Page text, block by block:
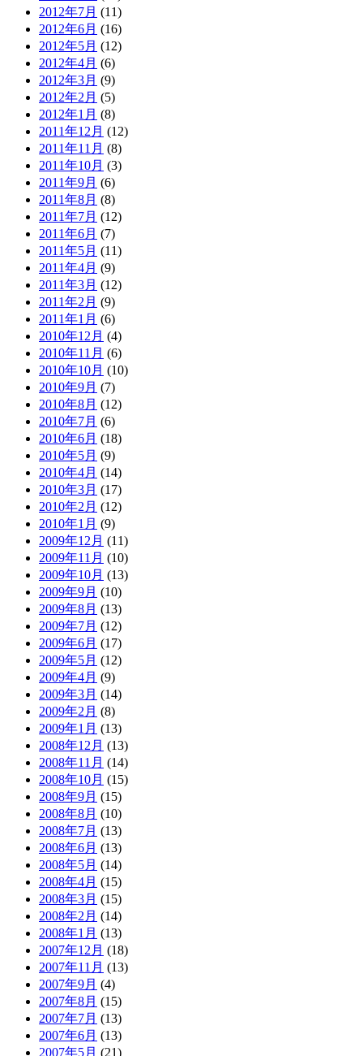
2012年7月 (11)
2012年6月 (16)
2012年5月 (12)
2012年4月 (6)
2012年3月 (9)
2012年2月 (5)
2012年1月 (8)
2011年12月 (12)
2011年11月 (8)
2011年10月 (3)
2011年9月 (6)
2011年8月 (8)
2011年7月 (12)
2011年6月 (7)
2011年5月 (11)
2011年4月 (9)
2011年3月 (12)
2011年2月 (9)
2011年1月 (6)
2010年12月 (4)
2010年11月 (6)
2010年10月 (10)
2010年9月 (7)
2010年8月 (12)
2010年7月 (6)
2010年6月 (18)
2010年5月 (9)
2010年4月 (14)
2010年3月 (17)
2010年2月 (12)
2010年1月 (9)
2009年12月 (11)
2009年11月 (10)
2009年10月 (13)
2009年9月 (10)
2009年8月 (13)
2009年7月 (12)
2009年6月 (17)
2009年5月 (12)
2009年4月 (9)
2009年3月 (14)
2009年2月 (8)
2009年1月 (13)
2008年12月 (13)
2008年11月 (14)
2008年10月 (15)
2008年9月 (15)
2008年8月 (10)
2008年7月 (13)
2008年6月 (13)
2008年5月 (14)
2008年4月 (15)
2008年3月 (15)
2008年2月 (14)
2008年1月 (13)
2007年12月 (18)
2007年11月 (13)
2007年9月 (4)
2007年8月 (15)
2007年7月 (13)
2007年6月 (13)
2007年5月 (21)